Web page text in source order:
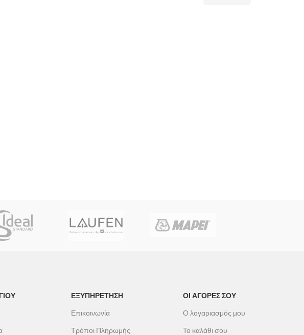
ΕΞΥΠΗΡΕΤΗΣΗ
Επικοινωνία
Τρόποι Πληρωμής
ΟΙ ΑΓΟΡΕΣ ΣΟΥ
Ο λογαριασμός μου
Το καλάθι σου